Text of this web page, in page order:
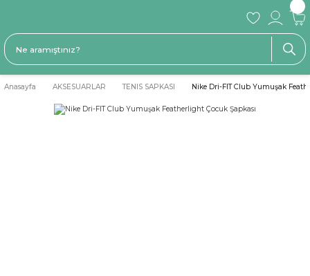
Anasayfa AKSESUARLAR TENIS SAPKASI Nike Dri-FIT Club Yumuşak